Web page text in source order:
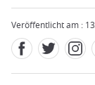
Veröffentlicht am :
Schließen